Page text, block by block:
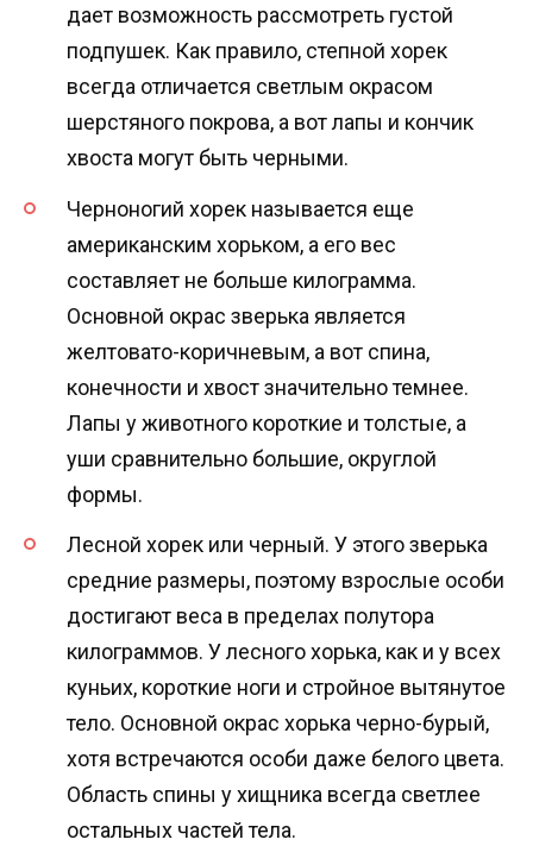
дает возможность рассмотреть густой
подпушек. Как правило, степной хорек
всегда отличается светлым окрасом
шерстяного покрова, а вот лапы и кончик
хвоста могут быть черными.
Черноногий хорек называется еще
американским хорьком, а его вес
составляет не больше килограмма.
Основной окрас зверька является
желтовато-коричневым, а вот спина,
конечности и хвост значительно темнее.
Лапы у животного короткие и толстые, а
уши сравнительно большие, округлой
формы.
Лесной хорек или черный. У этого зверька
средние размеры, поэтому взрослые особи
достигают веса в пределах полутора
килограммов. У лесного хорька, как и у всех
куньих, короткие ноги и стройное вытянутое
тело. Основной окрас хорька черно-бурый,
хотя встречаются особи даже белого цвета.
Область спины у хищника всегда светлее
остальных частей тела.